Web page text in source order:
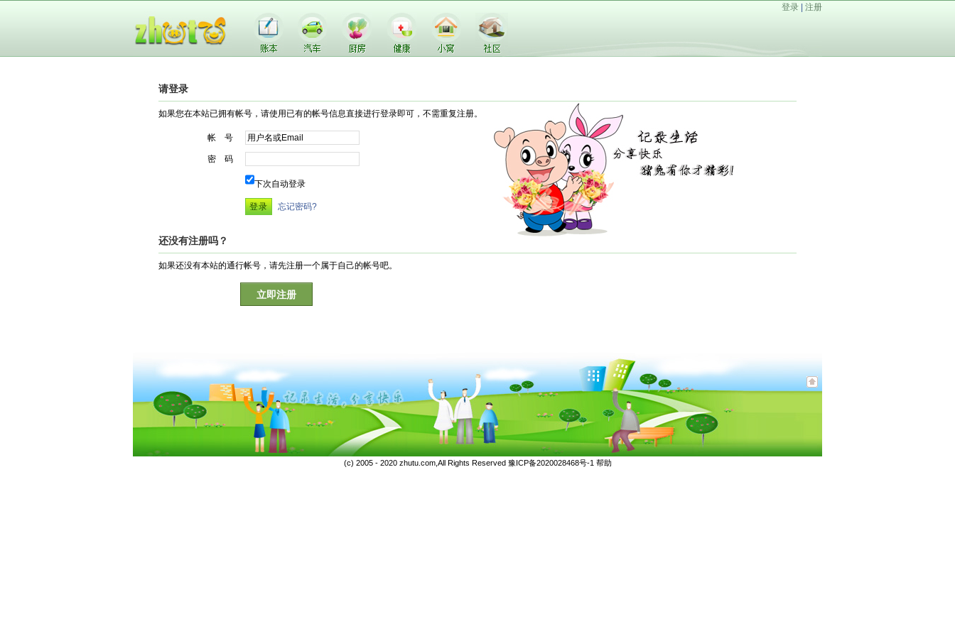
登录 注册
请登录
如果您在本站已拥有帐号，请使用已有的帐号信息直接进行登录即可，不需重复注册。
帐 号
密 码
下次自动登录
忘记密码?
还没有注册吗？
如果还没有本站的通行帐号，请先注册一个属于自己的帐号吧。
立即注册
(c) 2005 - 2020 zhutu.com,All Rights Reserved 豫ICP备2020028468号-1 帮助